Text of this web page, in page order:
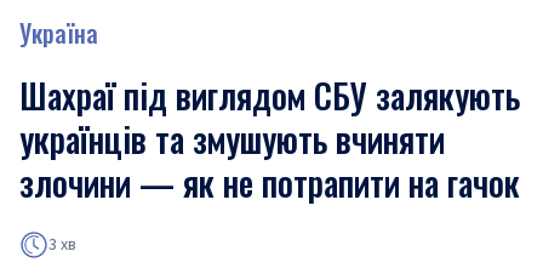
Україна
Шахраї під виглядом СБУ залякують
українців та змушують вчиняти
злочини — як не потрапити на гачок
3 хв